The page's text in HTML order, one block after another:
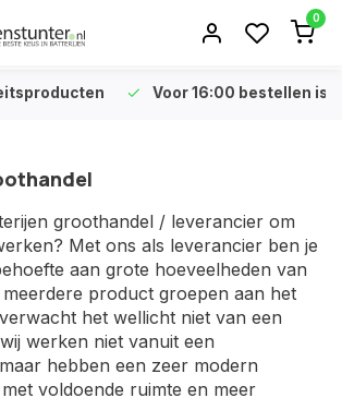
0
Voor 16:00 bestellen is
groothandel / leverancier om
Met ons als leverancier ben je
aan grote hoeveelheden van
product groepen aan het
het wellicht niet van een
werken niet vanuit een
hebben een zeer modern
voldoende ruimte en meer